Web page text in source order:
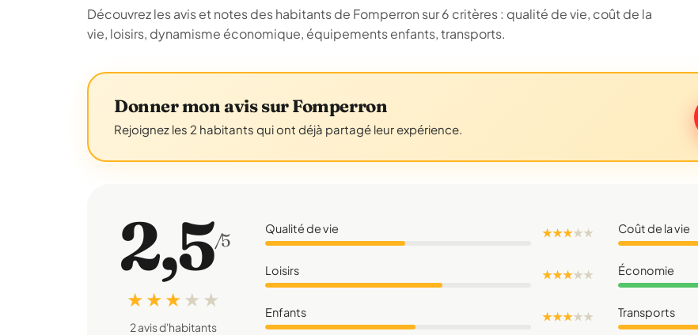
Découvrez les avis et notes des habitants de Fomperron sur 6 critères : qualité de vie, coût de la
vie, loisirs, dynamisme économique, équipements enfants, transports.
Donner mon avis sur Fomperron
Rejoignez les 2 habitants qui ont déjà partagé leur expérience.
2,5/5
★ ★ ★ ★ ★
2 avis d'habitants
Qualité de vie ★ ★ ★★★ Coût de la vie
Loisirs ★ ★ ★★★ Économie
Enfants ★ ★ ★★★ Transports